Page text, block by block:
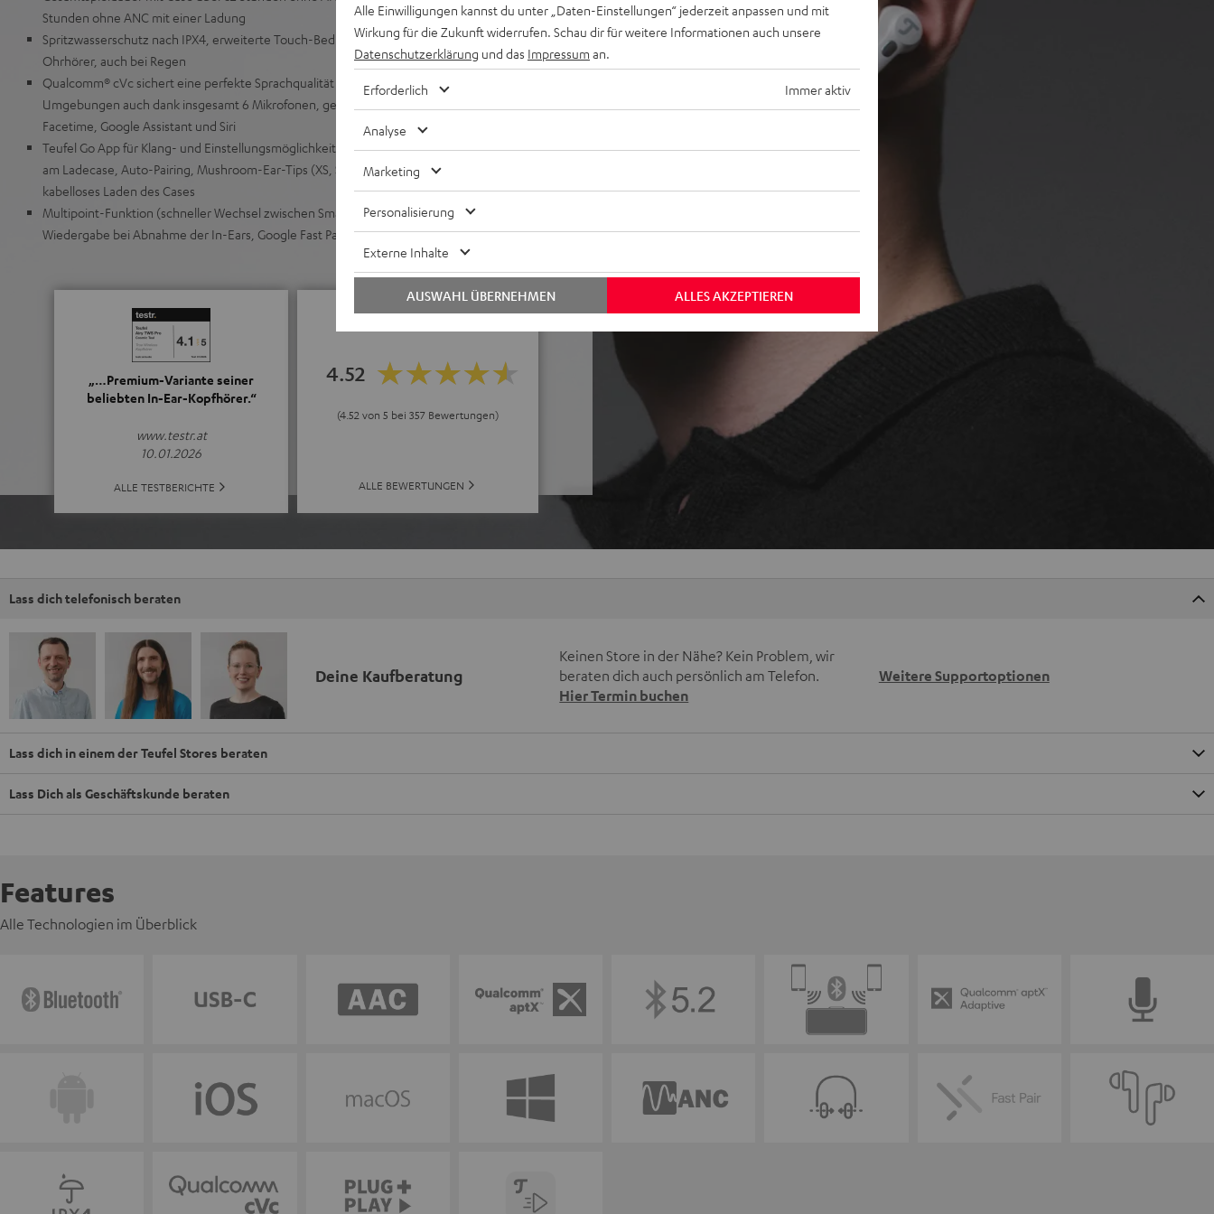
Stunden ohne ANC mit einer Ladung
Spritzwasserschutz nach IPX4, erweiterte Touch-Bedienung und Slider für viele Funktionen am
Ohrhörer, auch bei Regen
Qualcomm® cVc sichert eine perfekte Sprachqualität in Calls auch in windigen, lauten
Umgebungen auch dank insgesamt 6 Mikrofonen, geeignet für Teams, Zoom, Google Meet,
Facetime, Google Assistant und Siri
Teufel Go App für Klang- und Einstellungsmöglichkeiten, Akkuanzeige auf iOS, Android sowie
am Ladecase, Auto-Pairing, Mushroom-Ear-Tips (XS, S, M, L, XL) aus antibakteriellem Silikon,
kabelloses Laden des Cases
Multipoint-Funktion (schneller Wechsel zwischen Smartphone und Notebook), Pausieren der
Wiedergabe bei Abnahme der In-Ears, Google Fast Pair
„…Premium-Variante seiner
beliebten In-Ear-Kopfhörer.“
www.testr.at
10.01.2026
ALLE TESTBERICHTE
4.52
(4.52 von 5 bei 357 Bewertungen)
ALLE BEWERTUNGEN
Lass dich telefonisch beraten
Deine Kaufberatung
Keinen Store in der Nähe? Kein Problem, wir
beraten dich auch persönlich am Telefon.
Hier Termin buchen
Weitere Supportoptionen
Lass dich in einem der Teufel Stores beraten
Lass Dich als Geschäftskunde beraten
Features
Alle Technologien im Überblick
Alle Einwilligungen kannst du unter „Daten-Einstellungen“ jederzeit anpassen und mit
Wirkung für die Zukunft widerrufen. Schau dir für weitere Informationen auch unsere
Datenschutzerklärung und das Impressum an.
Erforderlich Immer aktiv
Analyse
Marketing
Personalisierung
Externe Inhalte
ALLES AKZEPTIEREN
AUSWAHL ÜBERNEHMEN